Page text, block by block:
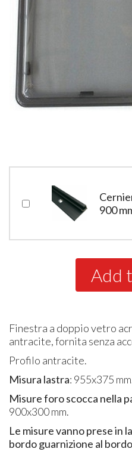
900
Add
Finestra a doppio vetro
antracite, fornita senza
Profilo antracite.
Misura lastra: 955x375
Misure foro scocca nella
900x300 mm.
Le misure vanno prese in
bordo guarnizione al